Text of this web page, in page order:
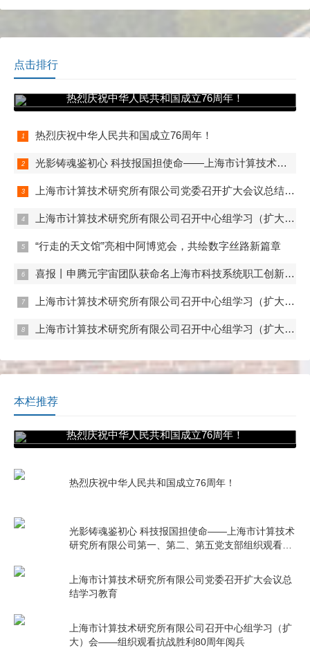
点击排行
热烈庆祝中华人民共和国成立76周年！
热烈庆祝中华人民共和国成立76周年！
光影铸魂鉴初心 科技报国担使命——上海市计算技术研究所有限公司第一、第二、第五党支部组织观看电影《731》
上海市计算技术研究所有限公司党委召开扩大会议总结学习教育
上海市计算技术研究所有限公司召开中心组学习（扩大）会——组织观看抗战胜利80周年阅兵
“行走的天文馆”亮相中阿博览会，共绘数字丝路新篇章
喜报丨申腾元宇宙团队获命名上海市科技系统职工创新工作室
上海市计算技术研究所有限公司召开中心组学习（扩大）会——专题学习内控管理
上海市计算技术研究所有限公司召开中心组学习（扩大）会——专题学习数据流通与数据合规 数据产权与公共数据授权运营
本栏推荐
热烈庆祝中华人民共和国成立76周年！
热烈庆祝中华人民共和国成立76周年！
光影铸魂鉴初心 科技报国担使命——上海市计算技术
研究所有限公司第一、第二、第五党支部组织观看电
上海市计算技术研究所有限公司党委召开扩大会议总
结学习教育
上海市计算技术研究所有限公司召开中心组学习（扩
大）会——组织观看抗战胜利80周年阅兵